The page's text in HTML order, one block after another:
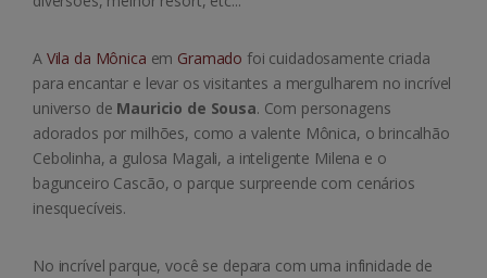
A Vila da Mônica em Gramado foi cuidadosamente criada
para encantar e levar os visitantes a mergulharem no incrível
universo de Mauricio de Sousa. Com personagens
adorados por milhões, como a valente Mônica, o brincalhão
Cebolinha, a gulosa Magali, a inteligente Milena e o
bagunceiro Cascão, o parque surpreende com cenários
inesquecíveis.
No incrível parque, você se depara com uma infinidade de